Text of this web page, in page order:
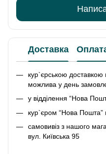
Доставка
кур`єрською
можлива у день
у відділення “Нова
кур`єром “Нова Пошта”
самовивіз з нашого
вул. Київська 95